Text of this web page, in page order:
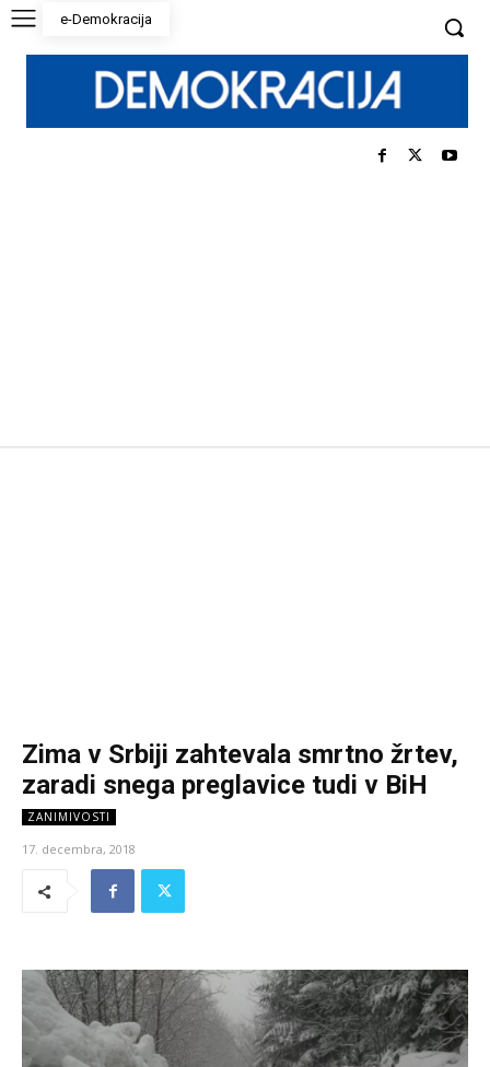
e-Demokracija
Zima v Srbiji zahtevala smrtno žrtev,
zaradi snega preglavice tudi v BiH
ZANIMIVOSTI
17. decembra, 2018